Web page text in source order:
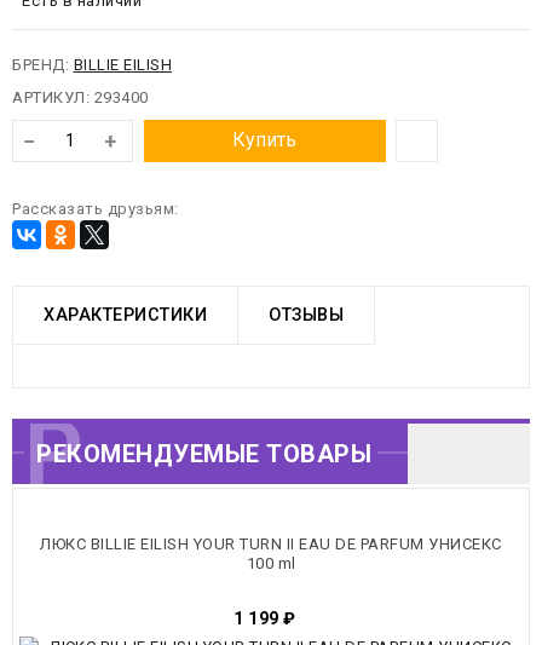
БРЕНД: BILLIE EILISH
АРТИКУЛ: 293400
− + Купить
Рассказать друзьям:
ХАРАКТЕРИСТИКИ ОТЗЫВЫ
РЕКОМЕНДУЕМЫЕ
ТОВАРЫ
РЕКОМЕНДУЕМЫЕ ТОВАРЫ
ЛЮКС BILLIE EILISH YOUR TURN II EAU DE PARFUM УНИСЕКС
100 ml
1 199 ₽